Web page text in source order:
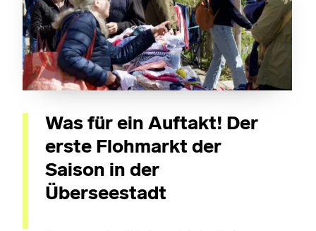
Was für ein Auftakt! Der
erste Flohmarkt der
Saison in der
Überseestadt